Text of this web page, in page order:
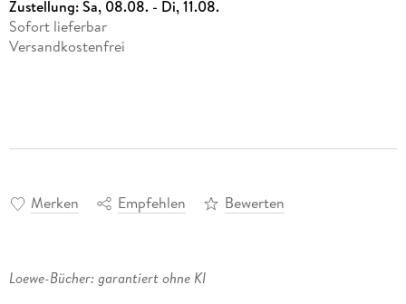
Zustellung:Sa, 08.08. - Di, 11.08.
Sofort lieferbar
Versandkostenfrei
Merken Empfehlen Bewerten
Loewe-Bücher: garantiert ohne KI